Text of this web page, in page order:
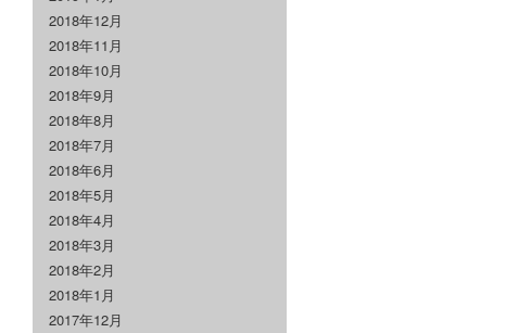
2018年12月
2018年11月
2018年10月
2018年9月
2018年8月
2018年7月
2018年6月
2018年5月
2018年4月
2018年3月
2018年2月
2018年1月
2017年12月